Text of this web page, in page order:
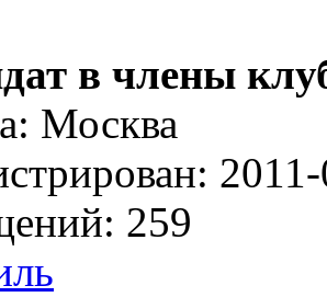
в члены
Москва
259